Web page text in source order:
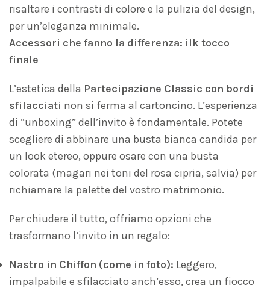
risaltare i contrasti di colore e la pulizia del design,
per un’eleganza minimale.
Accessori che fanno la differenza: ilk tocco
finale
L’estetica della Partecipazione Classic con bordi
sfilacciati non si ferma al cartoncino. L’esperienza
di “unboxing” dell’invito è fondamentale. Potete
scegliere di abbinare una busta bianca candida per
un look etereo, oppure osare con una busta
colorata (magari nei toni del rosa cipria, salvia) per
richiamare la palette del vostro matrimonio.
Per chiudere il tutto, offriamo opzioni che
trasformano l’invito in un regalo:
Nastro in Chiffon (come in foto): Leggero,
impalpabile e sfilacciato anch’esso, crea un fiocco